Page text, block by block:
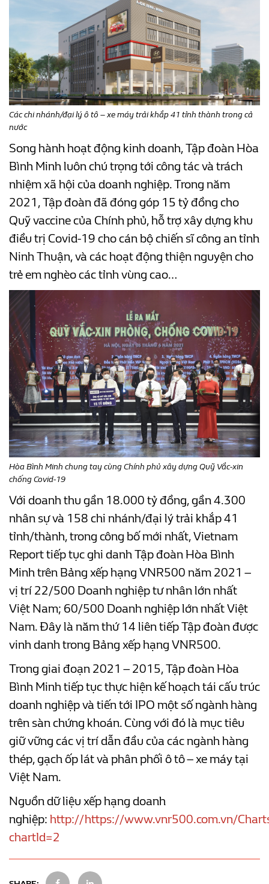
Các chi nhánh/đại lý ô tô – xe máy trải khắp 41 tỉnh thành trong cả
nước
Song hành hoạt động kinh doanh, Tập đoàn Hòa
Bình Minh luôn chú trọng tới công tác và trách
nhiệm xã hội của doanh nghiệp. Trong năm
2021, Tập đoàn đã đóng góp 15 tỷ đồng cho
Quỹ vaccine của Chính phủ, hỗ trợ xây dựng khu
điều trị Covid-19 cho cán bộ chiến sĩ công an tỉnh
Ninh Thuận, và các hoạt động thiện nguyện cho
trẻ em nghèo các tỉnh vùng cao…
Hòa Bình Minh chung tay cùng Chính phủ xây dựng Quỹ Vắc-xin
chống Covid-19
Với doanh thu gần 18.000 tỷ đồng, gần 4.300
nhân sự và 158 chi nhánh/đại lý trải khắp 41
tỉnh/thành, trong công bố mới nhất, Vietnam
Report tiếp tục ghi danh Tập đoàn Hòa Bình
Minh trên Bảng xếp hạng VNR500 năm 2021 –
vị trí 22/500 Doanh nghiệp tư nhân lớn nhất
Việt Nam; 60/500 Doanh nghiệp lớn nhất Việt
Nam. Đây là năm thứ 14 liên tiếp Tập đoàn được
vinh danh trong Bảng xếp hạng VNR500.
Trong giai đoạn 2021 – 2015, Tập đoàn Hòa
Bình Minh tiếp tục thực hiện kế hoạch tái cấu trúc
doanh nghiệp và tiến tới IPO một số ngành hàng
trên sàn chứng khoán. Cùng với đó là mục tiêu
giữ vững các vị trí dẫn đầu của các ngành hàng
thép, gạch ốp lát và phân phối ô tô – xe máy tại
Việt Nam.
Nguồn dữ liệu xếp hạng doanh
nghiệp: http://https://www.vnr500.com.vn/
chartId=2